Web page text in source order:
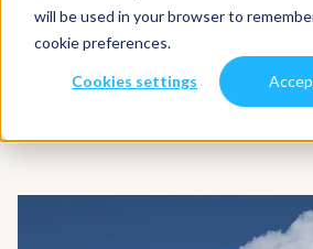
will be used in your browser to
cookie preferences.
Cookies settings
Data & AI
Diensten overzicht
Productie-industrie Joost Wolfsen
Publicatiedatum: